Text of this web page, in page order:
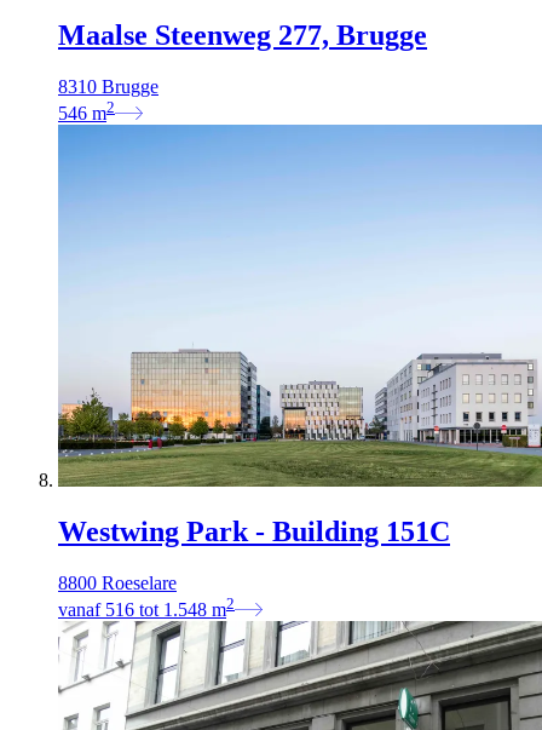
Maalse Steenweg 277, Brugge
8310 Brugge
546 m2
Westwing Park - Building 151C
8800 Roeselare
vanaf 516 tot 1.548 m2